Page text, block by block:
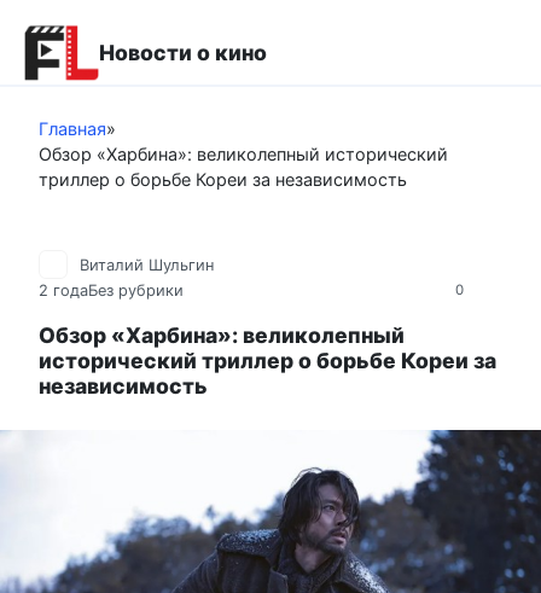
контенту
Новости о кино
Главная»
Обзор «Харбина»: великолепный исторический
триллер о борьбе Кореи за независимость
0
Виталий Шульгин
2 годаБез рубрики
Обзор «Харбина»: великолепный
исторический триллер о борьбе Кореи за
независимость